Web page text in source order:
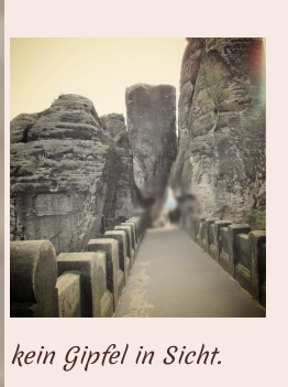
kein Gipfel in Sicht.